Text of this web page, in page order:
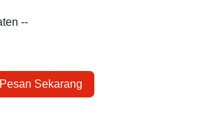
Pesan Sekarang